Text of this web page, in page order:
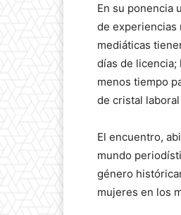
En su ponencia
de experiencias
mediáticas
días de
menos tiempo
de cristal
El encuentro,
mundo
género
mujeres en los